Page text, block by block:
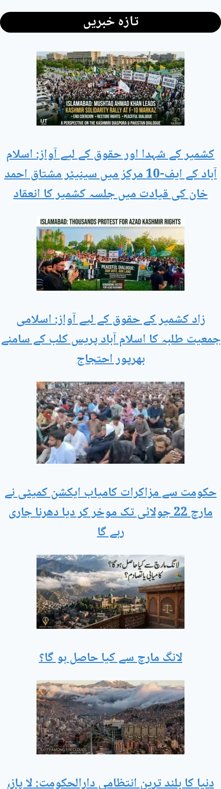
تازہ خبریں
کشمیر کے شہدا اور حقوق کے لیے آواز: اسلام
آباد کے ایف-10 مرکز میں سینیٹر مشتاق احمد
خان کی قیادت میں جلسہ کشمیر کا انعقاد
زاد کشمیر کے حقوق کے لیے آواز: اسلامی
جمعیت طلبہ کا اسلام آباد پریس کلب کے سامنے
بھرپور احتجاج
حکومت سے مزاکرات کامیاب ایکشن کمیٹی نے
مارچ 22 جولائی تک موخر کر دیا دھرنا جاری
رہے گا
لانگ مارچ سے کیا حاصل ہو گا؟
دنیا کا بلند ترین انتظامی دارالحکومت: لا پاز،